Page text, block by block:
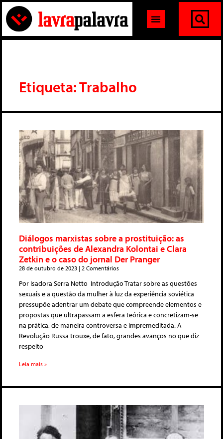
Etiqueta: Trabalho
Diálogos marxistas sobre a prostituição: as
contribuições de Alexandra Kolontai e Clara
Zetkin e o caso do jornal Der Pranger
28 de outubro de 2023 2 Comentários
Por Isadora Serra Netto Introdução Tratar sobre as questões
sexuais e a questão da mulher à luz da experiência soviética
pressupõe adentrar um debate que compreende elementos e
propostas que ultrapassam a esfera teórica e concretizam-se
na prática, de maneira controversa e impremeditada. A
Revolução Russa trouxe, de fato, grandes avanços no que diz
respeito
Leia mais »